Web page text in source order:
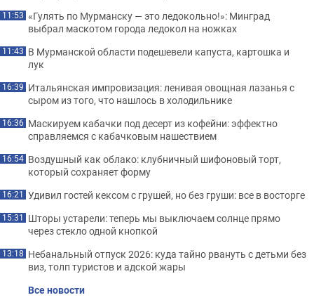
11:53 «Гулять по Мурманску — это ледокольно!»: Минград
выбрал маскотом города ледокол на ножках
11:43 В Мурманской области подешевели капуста, картошка и
лук
16:39 Итальянская импровизация: ленивая овощная лазанья с
сыром из того, что нашлось в холодильнике
16:36 Маскируем кабачки под десерт из кофейни: эффектно
справляемся с кабачковым нашествием
16:54 Воздушный как облако: клубничный шифоновый торт,
который сохраняет форму
16:21 Удивил гостей кексом с грушей, но без груши: все в восторге
15:31 Шторы устарели: теперь мы выключаем солнце прямо
через стекло одной кнопкой
13:18 Небанальный отпуск 2026: куда тайно рвануть с детьми без
виз, толп туристов и адской жары
Все новости